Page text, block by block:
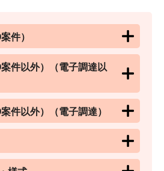
件）
件以外）（電子調達以
件以外）（電子調達）